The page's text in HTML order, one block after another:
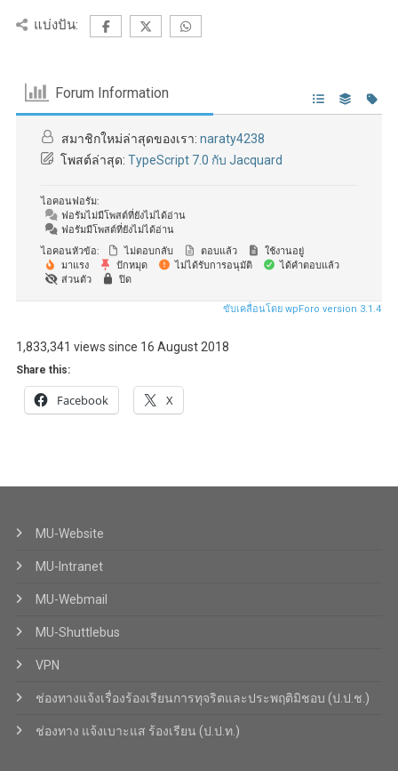
แบ่งปัน:
Forum Information
สมาชิกใหม่ล่าสุดของเรา: naraty4238
โพสต์ล่าสุด: TypeScript 7.0 กับ Jacquard
ไอคอนฟอรัม:
ฟอรัมไม่มีโพสต์ที่ยังไม่ได้อ่าน
ฟอรัมมีโพสต์ที่ยังไม่ได้อ่าน
ไอคอนหัวข้อ:
ไม่ตอบกลับ ตอบแล้ว
ใช้งานอยู่
มาแรง
ปักหมุด ไม่ได้รับการอนุมัติ
ได้คำตอบแล้ว
ส่วนตัว
ปิด
ขับเคลื่อนโดย wpForo version 3.1.4
1,833,341 views since 16 August 2018
Share this:
Facebook X
MU-Website
MU-Intranet
MU-Webmail
MU-Shuttlebus
VPN
ช่องทางแจ้งเรื่องร้องเรียนการทุจริตและประพฤติมิชอบ (ป.ป.ช.)
ช่องทาง แจ้งเบาะแส ร้องเรียน (ป.ป.ท.)